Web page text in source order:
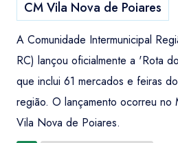
CM Vila Nova de Poiares
A Comunidade Intermunicipal
RC) lançou oficialmente a 'Rota
que inclui 61 mercados e feiras
região. O lançamento ocorreu no
Vila Nova de Poiares.